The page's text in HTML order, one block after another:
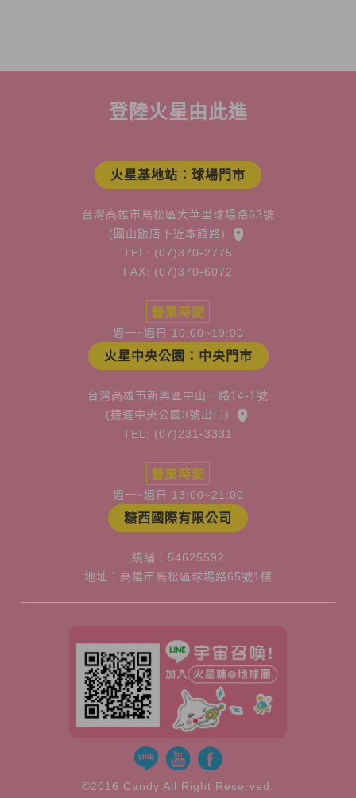
登陸火星由此進
火星基地站：球場門市
台灣高雄市鳥松區大華里球場路63號
(圓山飯店下近本館路)
TEL: (07)370-2775
FAX: (07)370-6072
營業時間
週一~週日 10:00~19:00
火星中央公園：中央門市
台灣高雄市新興區中山一路14-1號
(捷運中央公園3號出口)
TEL: (07)231-3331
營業時間
週一~週日 13:00~21:00
糖西國際有限公司
統編：54625592
地址：高雄市鳥松區球場路65號1樓
©2016 Candy All Right Reserved.